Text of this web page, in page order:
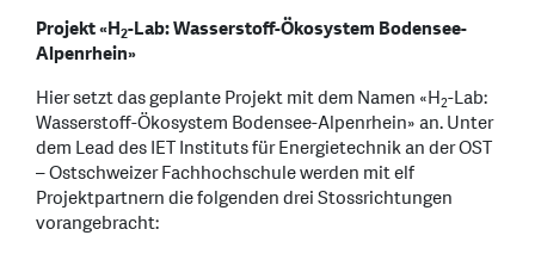
Projekt «H2-Lab: Wasserstoff-Ökosystem Bodensee-
Alpenrhein»
Hier setzt das geplante Projekt mit dem Namen «H2-Lab:
Wasserstoff-Ökosystem Bodensee-Alpenrhein» an. Unter
dem Lead des IET Instituts für Energietechnik an der OST
– Ostschweizer Fachhochschule werden mit elf
Projektpartnern die folgenden drei Stossrichtungen
vorangebracht: